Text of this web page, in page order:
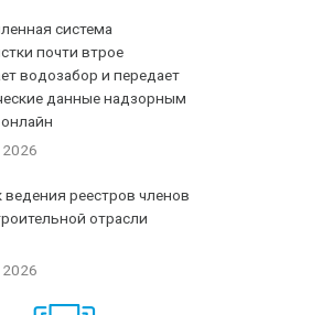
система
почти втрое
водозабор и передает
данные надзорным
реестров членов
отрасли